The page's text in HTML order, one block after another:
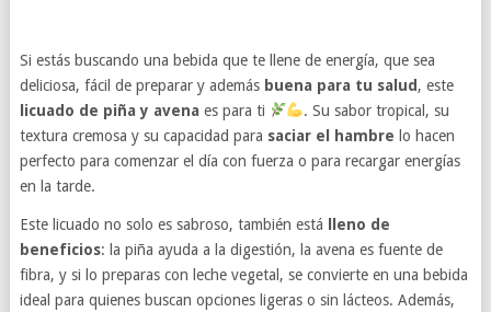
Si estás buscando una bebida que te llene de energía, que sea
deliciosa, fácil de preparar y además buena para tu salud , este
licuado de piña y avena es para ti
. Su sabor tropical, su
textura cremosa y su capacidad para saciar el hambre lo hacen
perfecto para comenzar el día con fuerza o para recargar energías
en la tarde.
Este licuado no solo es sabroso, también está
lleno de
beneficios: la piña ayuda a la digestión, la avena es fuente de
fibra, y si lo preparas con leche vegetal, se convierte en una bebida
ideal para quienes buscan opciones ligeras o sin lácteos. Además,